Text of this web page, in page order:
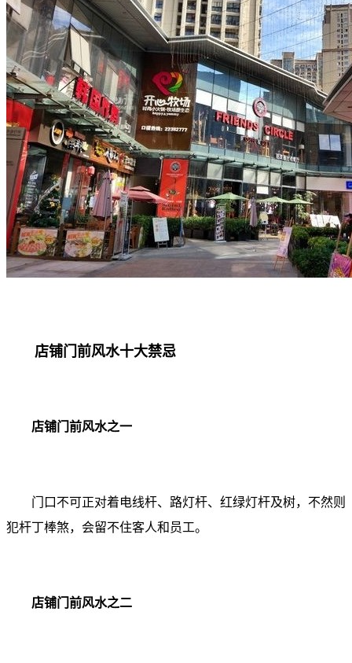
店铺门前风水十大禁忌
店铺门前风水之一
门口不可正对着电线杆、路灯杆、红绿灯杆及树，不然则
犯杆丁棒煞，会留不住客人和员工。
店铺门前风水之二